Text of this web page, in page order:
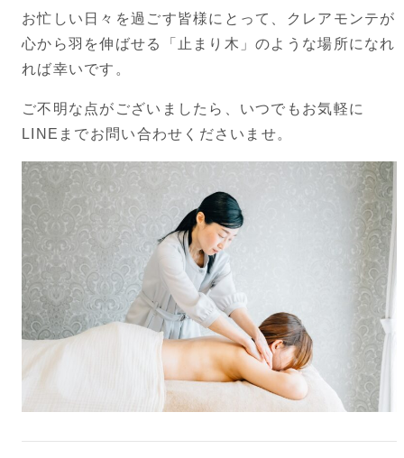
お忙しい日々を過ごす皆様にとって、クレアモンテが
心から羽を伸ばせる「止まり木」のような場所になれ
れば幸いです。
ご不明な点がございましたら、いつでもお気軽に
LINEまでお問い合わせくださいませ。